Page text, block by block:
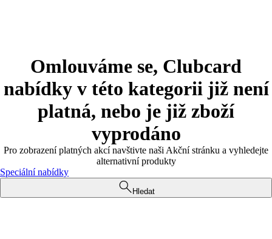
Omlouváme se, Clubcard
nabídky v této kategorii již není
platná, nebo je již zboží
vyprodáno
Pro zobrazení platných akcí navštivte naši Akční stránku a vyhledejte
alternativní produkty
Speciální nabídky
Hledat